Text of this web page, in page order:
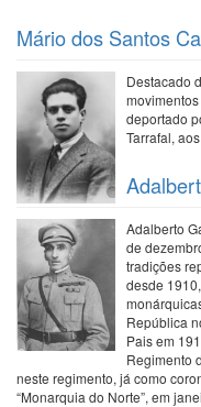
Mário dos Santos
Destacado
deportado
Tarrafal,
Adalberto
de
tradições
desde
República
Pais em
Regimento
neste regimento, já como
“Monarquia do Norte”, em